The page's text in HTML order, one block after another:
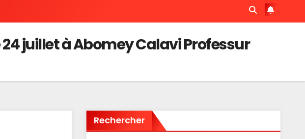
juillet à Abomey Calavi Professur
Rechercher